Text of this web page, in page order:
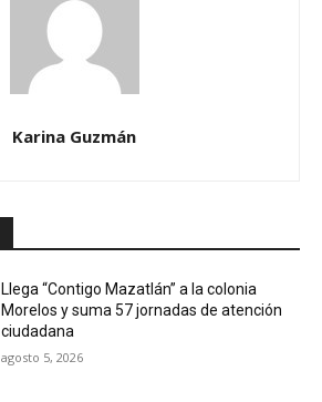
Karina Guzmán
Llega “Contigo Mazatlán” a la colonia
Morelos y suma 57 jornadas de atención
ciudadana
agosto 5, 2026